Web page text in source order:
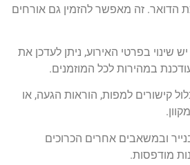
הדואר. זה מאפשר להזמין גם אורחים
שינוי בפרטי האירוע, ניתן לעדכן את
במהירות לכל המוזמנים.
קישורים למפות, הוראות הגעה, או
ובמשאבים אחרים הכרוכים
מודפסות.